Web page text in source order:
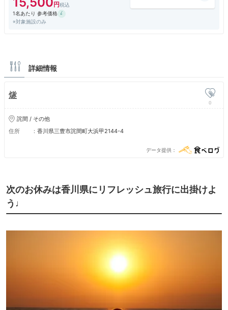
1名あたり 参考価格
※対象施設のみ
詳細情報
燧
0
詫間 / その他
住所
香川県三豊市詫間町大浜甲2144-4
データ提供
次のお休みは香川県にリフレッシュ旅行に出掛けよ
う♩